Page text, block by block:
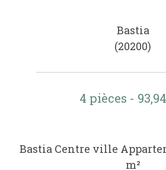
Bastia
(20200)
4 pièces -
Bastia Centre ville
m²